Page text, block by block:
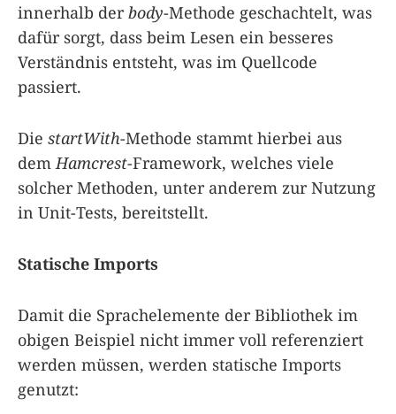
innerhalb derbody-Methode geschachtelt, was
dafür sorgt, dass beim Lesen ein besseres
Verständnis entsteht, was im Quellcode
passiert.
Die startWith-Methode stammt hierbei aus
dem Hamcrest-Framework, welches viele
solcher Methoden, unter anderem zur Nutzung
in Unit-Tests, bereitstellt.
Statische Imports
Damit die Sprachelemente der Bibliothek im
obigen Beispiel nicht immer voll referenziert
werden müssen, werden statische Imports
genutzt: